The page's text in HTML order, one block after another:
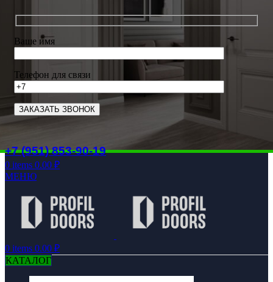
Ваше имя
Телефон для связи
+7 (951) 853-90-19
0 items 0.00 ₽
МЕНЮ
0 items 0.00 ₽
КАТАЛОГ